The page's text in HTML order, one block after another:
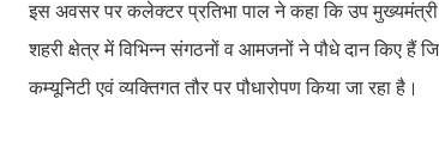
इस अवसर पर कलेक्टर प्रतिभा पाल ने कहा कि उप
शहरी क्षेत्र में विभिन्न संगठनों व आमजनों ने पौधे दान किए हैं
कम्यूनिटी एवं व्यक्तिगत तौर पर पौधारोपण किया जा रहा है।